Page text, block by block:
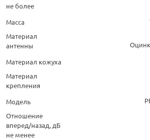
не более
Масса
Материал
антенны
Материал кожуха
Материал
крепления
Модель
Отношение
вперед/назад, дБ
не менее